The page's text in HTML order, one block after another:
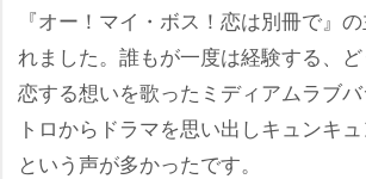
『オー！マイ・ボス！恋は別冊で』
れました。誰もが一度は経験する、
恋する想いを歌ったミディアムラブ
トロからドラマを思い出しキュンキ
という声が多かったです。